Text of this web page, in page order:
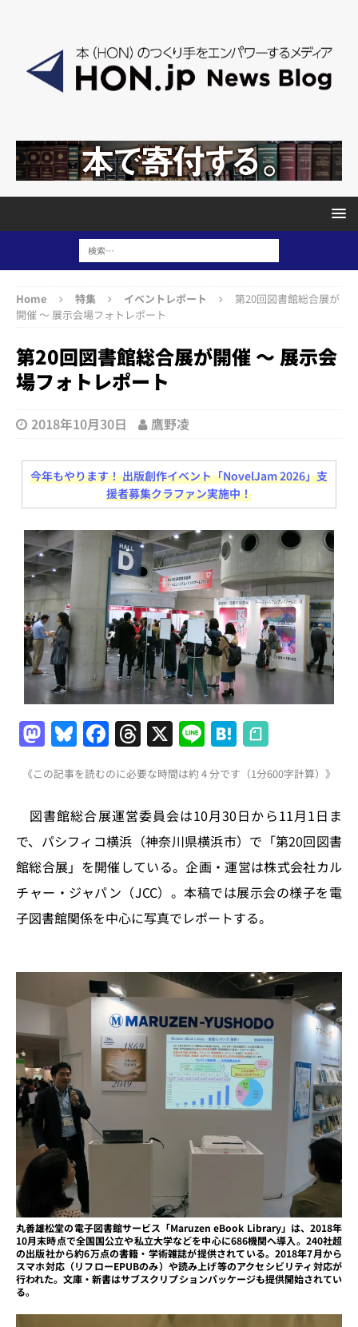
Home 特集 イベントレポート
第20回図書館総合展が
開催 ～ 展示会場フォトレポート
第20回図書館総合展が開催 ～ 展示会
場フォトレポート
2018年10月30日 鷹野凌
今年もやります！ 出版創作イベント「NovelJam 2026」支
援者募集クラファン実施中！
M
a
st
o
d
o
n
Bl
u
e
s
k
y
F
a
c
e
b
o
o
k
T
h
re
a
d
s
X Li
n
e
H
at
e
n
a
《この記事を読むのに必要な時間は約 4 分です（1分600字計算）》
図書館総合展運営委員会は10月30日から11月1日ま
で、パシフィコ横浜（神奈川県横浜市）で「第20回図書
館総合展」を開催している。企画・運営は株式会社カル
チャー・ジャパン（JCC）。本稿では展示会の様子を電
子図書館関係を中心に写真でレポートする。
丸善雄松堂の電子図書館サービス「Maruzen eBook Library」は、2018年
10月末時点で全国国公立や私立大学などを中心に686機関へ導入。240社超
の出版社から約6万点の書籍・学術雑誌が提供されている。2018年7月から
スマホ対応（リフローEPUBのみ）や読み上げ等のアクセシビリティ対応が
行われた。文庫・新書はサブスクリプションパッケージも提供開始されてい
る。